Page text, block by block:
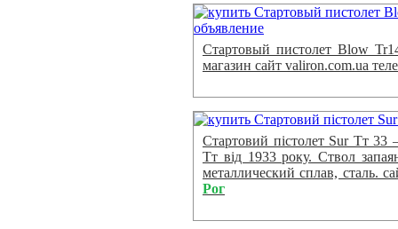
Стартовый пистолет Blow
магазин cайт valiron.com.ua
Стартовий пістолет Sur Тт 33
Тт від 1933 року. Ствол
металлический сплав, сталь.
Рог